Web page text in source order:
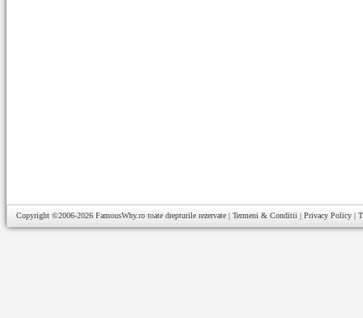
Copyright ©2006-2026 FamousWhy.ro toate drepturile rezervate | Termeni & Conditii | Privacy Policy |